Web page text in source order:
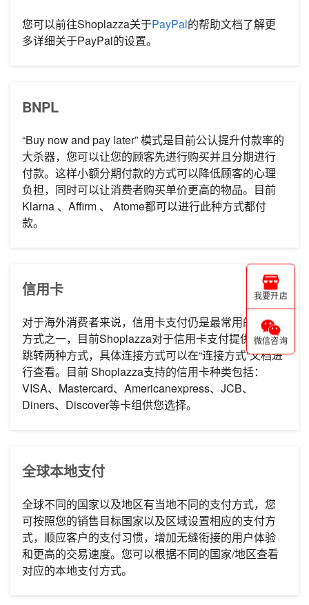
您可以前往Shoplazza关于PayPal的帮助文档了解更
多详细关于PayPal的设置。
BNPL
“Buy now and pay later” 模式是目前公认提升付款率的
大杀器，您可以让您的顾客先进行购买并且分期进行
付款。这样小额分期付款的方式可以降低顾客的心理
负担，同时可以让消费者购买单价更高的物品。目前
Klarna 、Affirm 、 Atome都可以进行此种方式都付
款。
信用卡
对于海外消费者来说，信用卡支付仍是最常用的付款
方式之一，目前Shoplazza对于信用卡支付提供直连与
跳转两种方式，具体连接方式可以在“连接方式”文档进
行查看。 目前 Shoplazza支持的信用卡种类包括：
VISA、Mastercard、Americanexpress、JCB、
Diners、Discover等卡组供您选择。
全球本地支付
全球不同的国家以及地区有当地不同的支付方式，您
可按照您的销售目标国家以及区域设置相应的支付方
式，顺应客户的支付习惯， 增加无缝衔接的用户体验
和更高的交易速度。您可以根据不同的国家/地区查看
对应的本地支付方式。
我要开店
微信咨询